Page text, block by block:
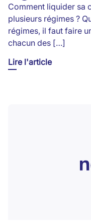
Comment liquider sa
plusieurs régimes ?
régimes, il faut faire
chacun des […]
Lire l'article